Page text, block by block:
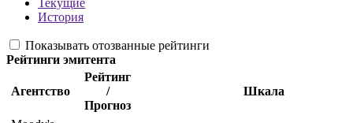
Рейтинги
Текущие
Показывать отозванные рейтинги
Рейтинги эмитента